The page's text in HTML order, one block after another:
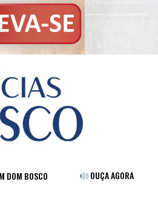
DOM BOSCO OUÇA AGORA